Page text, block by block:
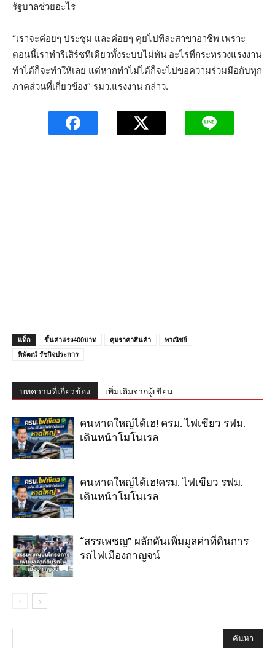
รัฐบาลช่วยอะไร
“เราจะค่อยๆ ประชุม และค่อยๆ คุยไปทีละสาขาอาชีพ เพราะ
ตอนนี้เราทำรีเสิร์ชทีเดียวทั้งระบบไม่ทัน อะไรที่กระทรวงแรงงาน
ทำได้ก็จะทำให้เลย แต่หากทำไม่ได้ก็จะไปขอความร่วมมือกับทุก
ภาคส่วนที่เกี่ยวข้อง” รมว.แรงงาน กล่าว.
แท็ก ขึ้นค่าแรง400บาท คุมราคาสินค้า
พาณิชย์
พิพัฒน์ รัชกิจประการ
บทความที่เกี่ยวข้อง เพิ่มเติมจากผู้เขียน
คนหาดใหญ่ได้เฮ! ครม. ไฟเขียว รฟม.
เดินหน้าโมโนเรล
คนหาดใหญ่ได้เฮ!ครม. ไฟเขียว รฟม.
เดินหน้าโมโนเรล
“สรรเพชญ” ผลักดันเพิ่มมูลค่าที่ดินการ
รถไฟเมืองกาญจน์